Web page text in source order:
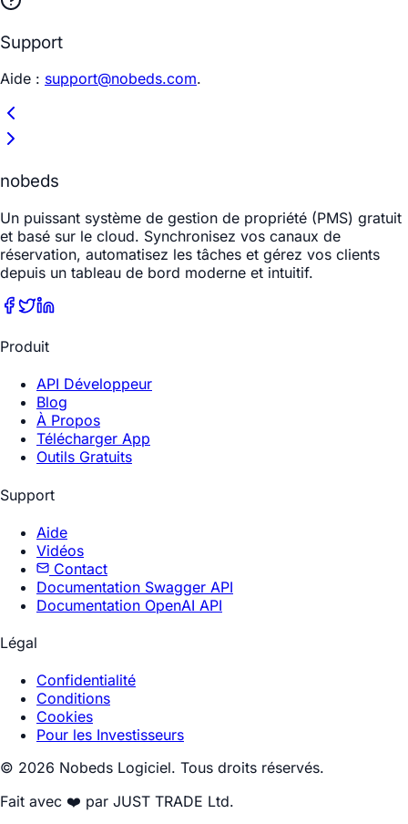
Support
Aide : support@nobeds.com.
nobeds
Un puissant système de gestion de propriété (PMS) gratuit
et basé sur le cloud. Synchronisez vos canaux de
réservation, automatisez les tâches et gérez vos clients
depuis un tableau de bord moderne et intuitif.
Produit
API Développeur
Blog
À Propos
Télécharger App
Outils Gratuits
Support
Aide
Vidéos
Contact
Documentation Swagger API
Documentation OpenAI API
Légal
Confidentialité
Conditions
Cookies
Pour les Investisseurs
© 2026 Nobeds Logiciel. Tous droits réservés.
Fait avec ❤️ par JUST TRADE Ltd.